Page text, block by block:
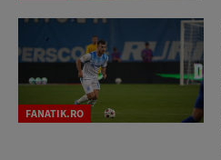
FANATIK.RO